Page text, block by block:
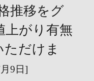
推移をグ
上がり有無
だけま
9日]